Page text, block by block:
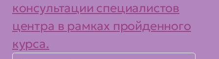
выполнять анализ
вредоносного программного
обеспечения.
консультации специалистов
центра в рамках пройденного
курса.